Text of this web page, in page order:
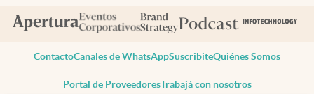
ContactoCanales de WhatsAppSuscribiteQuiénes Somos
Portal de ProveedoresTrabajá con nosotros